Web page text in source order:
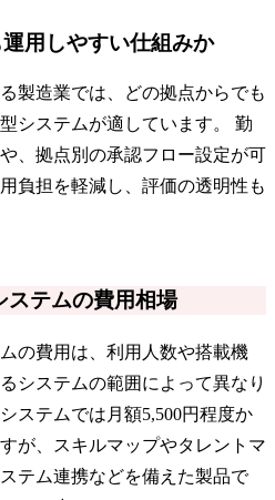
用しやすい仕組みか
製造業では、どの拠点からでも
システムが適しています。 勤
、拠点別の承認フロー設定が可
負担を軽減し、評価の透明性も
ステムの費用相場
の費用は、利用人数や搭載機
システムの範囲によって異なり
ステムでは月額5,500円程度か
が、スキルマップやタレントマ
テム連携などを備えた製品で